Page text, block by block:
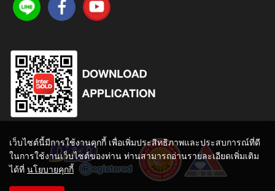
เว็บไซต์นี้มีการใช้งานคุกกี้ เพื่อเพิ่มประสิทธิภาพและประสบการณ์ที่ดี
ในการใช้งานเว็บไซต์ของท่าน ท่านสามารถอ่านรายละเอียดเพิ่มเติม
ได้ที่ นโยบายคุกกี้